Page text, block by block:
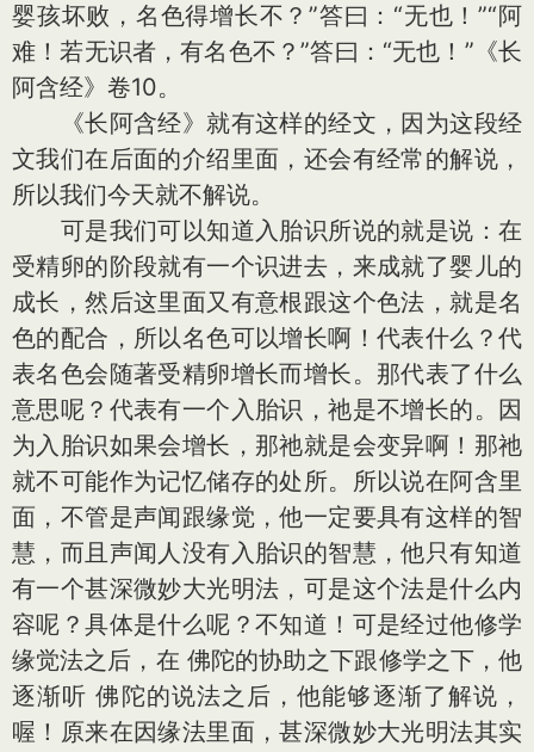
婴孩坏败，名色得增长不？”答曰：“无也！”“阿
难！若无识者，有名色不？”答曰：“无也！”《长
阿含经》卷10。
《长阿含经》就有这样的经文，因为这段经
文我们在后面的介绍里面，还会有经常的解说，
所以我们今天就不解说。
可是我们可以知道入胎识所说的就是说：在
受精卵的阶段就有一个识进去，来成就了婴儿的
成长，然后这里面又有意根跟这个色法，就是名
色的配合，所以名色可以增长啊！代表什么？代
表名色会随著受精卵增长而增长。那代表了什么
意思呢？代表有一个入胎识，祂是不增长的。因
为入胎识如果会增长，那祂就是会变异啊！那祂
就不可能作为记忆储存的处所。所以说在阿含里
面，不管是声闻跟缘觉，他一定要具有这样的智
慧，而且声闻人没有入胎识的智慧，他只有知道
有一个甚深微妙大光明法，可是这个法是什么内
容呢？具体是什么呢？不知道！可是经过他修学
缘觉法之后，在 佛陀的协助之下跟修学之下，他
逐渐听 佛陀的说法之后，他能够逐渐了解说，
喔！原来在因缘法里面，甚深微妙大光明法其实